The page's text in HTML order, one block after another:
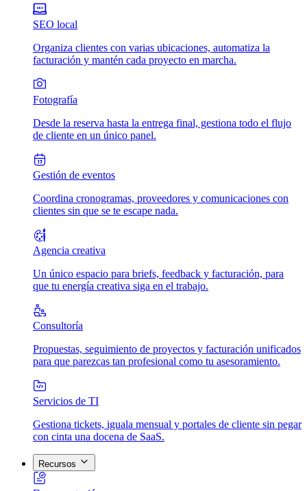
SEO local
Organiza clientes con varias ubicaciones, automatiza la
facturación y mantén cada proyecto en marcha.
Fotografía
Desde la reserva hasta la entrega final, gestiona todo el flujo
de cliente en un único panel.
Gestión de eventos
Coordina cronogramas, proveedores y comunicaciones con
clientes sin que se te escape nada.
Agencia creativa
Un único espacio para briefs, feedback y facturación, para
que tu energía creativa siga en el trabajo.
Consultoría
Propuestas, seguimiento de proyectos y facturación unificados
para que parezcas tan profesional como tu asesoramiento.
Servicios de TI
Gestiona tickets, iguala mensual y portales de cliente sin pegar
con cinta una docena de SaaS.
Recursos